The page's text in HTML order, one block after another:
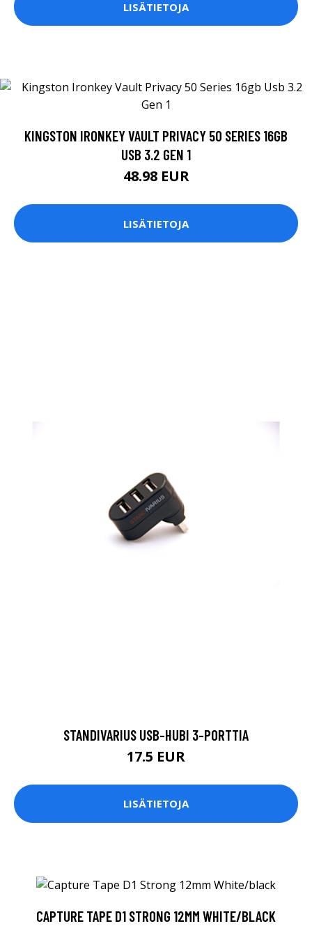
LISÄTIETOJA
KINGSTON IRONKEY VAULT PRIVACY 50 SERIES 16GB
USB 3.2 GEN 1
48.98 EUR
LISÄTIETOJA
STANDIVARIUS USB-HUBI 3-PORTTIA
17.5 EUR
LISÄTIETOJA
CAPTURE TAPE D1 STRONG 12MM WHITE/BLACK